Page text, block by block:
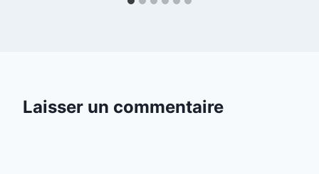
Laisser un commentaire